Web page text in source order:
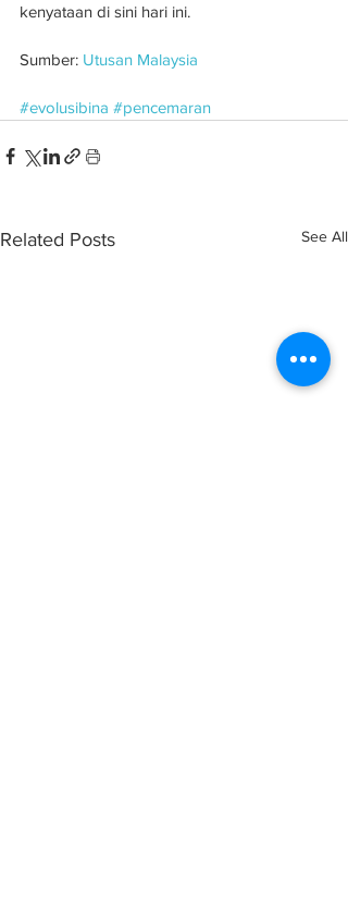
kenyataan di sini hari ini.
Sumber: Utusan Malaysia
#evolusibina #pencemaran
Related Posts See All